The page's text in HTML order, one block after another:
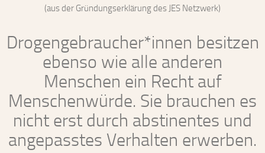
(aus der Gründungserklärung des JES Netzwerk)
Drogengebraucher*innen besitzen
ebenso wie alle anderen
Menschen ein Recht auf
Menschenwürde. Sie brauchen es
nicht erst durch abstinentes und
angepasstes Verhalten erwerben.